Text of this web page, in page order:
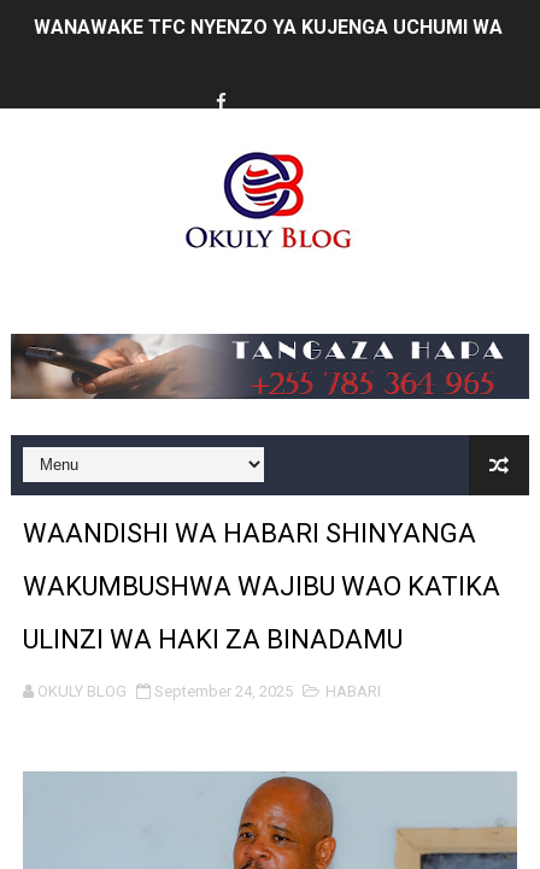
WANAWAKE TFC NYENZO YA KUJENGA UCHUMI WA
RAIS SAMIA, MUSEVEN WASHUHUDIA MAKUBALIANO
WAJASIRIAMALI KUTOKA PEMBA WATEMBELEA
TARURA YATAJWA KUWA MIONGONI MWA TAASISI
Mkurugenzi Green Acres ataja sababu kuanzisha klabu
MWANRI APOKELEWA MAKAO MAKUU YA CCM
NAIBU WAZIRI CHANDE ARIDHISHWA NA HUDUMA ZA
TBS YAHIMIZA WAJASIRIAMALI KUTHIBITISHA UBORA
TBS YAWAHIMIZA WAJASIRIAMALI KUOMBA ALAMA
NAIBU KATIBU MKUU UJENZI ARIDHISHWA NA
WAANDISHI WA HABARI SHINYANGA
WAKUMBUSHWA WAJIBU WAO KATIKA
ULINZI WA HAKI ZA BINADAMU
OKULY BLOG September 24, 2025 HABARI